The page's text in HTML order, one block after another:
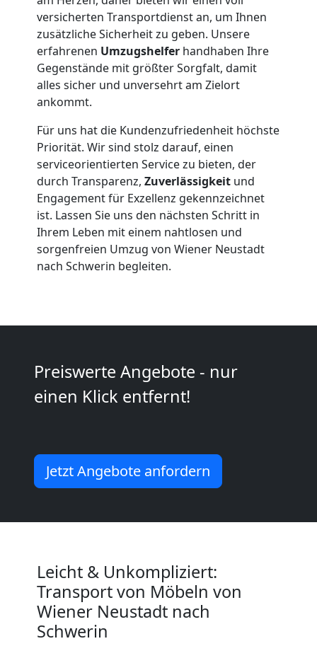
versicherten Transportdienst an, um Ihnen
zusätzliche Sicherheit zu geben. Unsere
erfahrenen Umzugshelfer handhaben Ihre
Gegenstände mit größter Sorgfalt, damit
alles sicher und unversehrt am Zielort
ankommt.
Für uns hat die Kundenzufriedenheit höchste
Priorität. Wir sind stolz darauf, einen
serviceorientierten Service zu bieten, der
durch Transparenz, Zuverlässigkeit und
Engagement für Exzellenz gekennzeichnet
ist. Lassen Sie uns den nächsten Schritt in
Ihrem Leben mit einem nahtlosen und
sorgenfreien Umzug von Wiener Neustadt
nach Schwerin begleiten.
Preiswerte Angebote - nur
einen Klick entfernt!
Jetzt Angebote anfordern
Leicht & Unkompliziert:
Transport von Möbeln von
Wiener Neustadt nach
Schwerin
Neustadt
Möbelmontage
Wiener
Neustadt
Möbeltransport
Wiener
Neustadt
Beiladung
Neustadt
Umzug
Wiener
Neustadt
Umzug